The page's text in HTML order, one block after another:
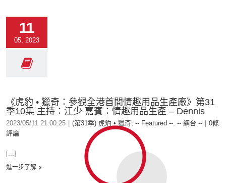
11
05, 2023
《虎豹 • 獵奇：參觀全港首間情趣用品生產廠》第31
季10集 主持：江少 嘉賓：情趣用品生產 – Dennis
2023/05/11 21:00:25 (第31季) 虎豹 • 獵奇, -- Featured --, -- 網台 --
0條
評論
[...]
進一步了解